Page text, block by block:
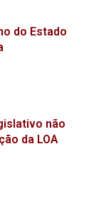
do Estado
não
da LOA